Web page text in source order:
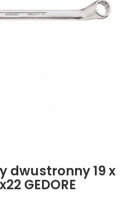
dwustronny 19 x
GEDORE